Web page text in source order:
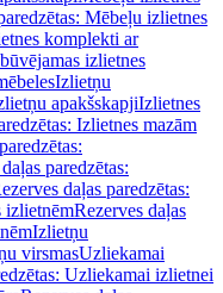
Mēbeļu izlietnes
komplekti ar
izlietnes
Izlietņu
apakšskapjiIzlietnes
Izlietnes mazām
paredzētas:
daļas paredzētas:
izlietnēmRezerves daļas
Izlietņu
virsmasUzliekamai
Uzliekamai izlietnei